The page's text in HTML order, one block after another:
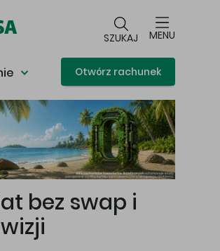
SZUKAJ MENU
Otwórz rachunek
bez swap i